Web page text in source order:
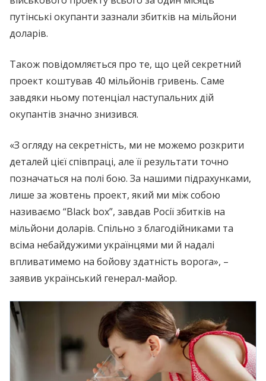
путінські окупанти зазнали збитків на мільйони
доларів.
Також повідомляється про те, що цей секретний
проект коштував 40 мільйонів гривень. Саме
завдяки ньому потенціал наступальних дій
окупантів значно знизився.
«З огляду на секретність, ми не можемо розкрити
деталей цієї співпраці, але її результати точно
позначаться на полі бою. За нашими підрахунками,
лише за жовтень проект, який ми між собою
називаємо “Black box”, завдав Росії збитків на
мільйони доларів. Спільно з благодійниками та
всіма небайдужими українцями ми й надалі
впливатимемо на бойову здатність ворога», –
заявив український генерал-майор.